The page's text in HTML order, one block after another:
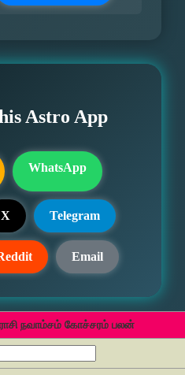
Astro App
WhatsApp
X Telegram
Email
நவாம்சம் கோச்சரம் பலன்